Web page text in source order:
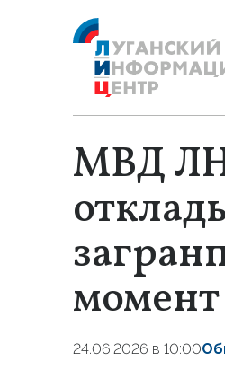
МВД
момент
24.06.2026 в 10:00